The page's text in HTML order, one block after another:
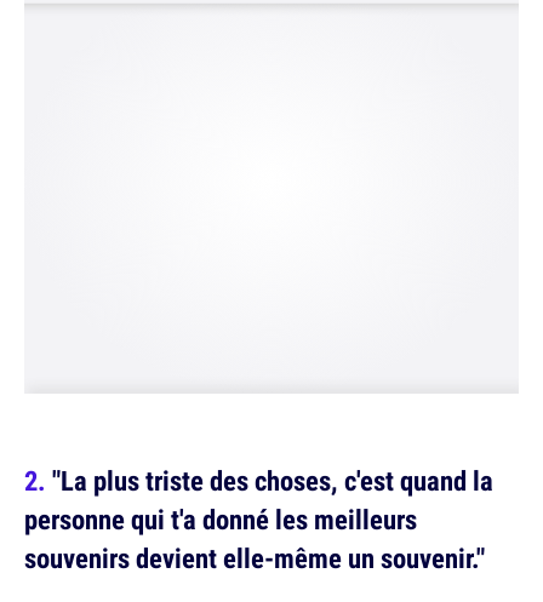
"La plus triste des choses, c'est quand la
personne qui t'a donné les meilleurs
souvenirs devient elle-même un souvenir."